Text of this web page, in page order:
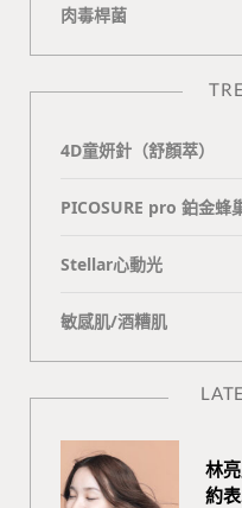
肉毒桿菌
4D童妍針（舒顏萃）
PICOSURE pro 鉑金蜂
Stellar心動光
敏感肌/酒糟肌
林
約